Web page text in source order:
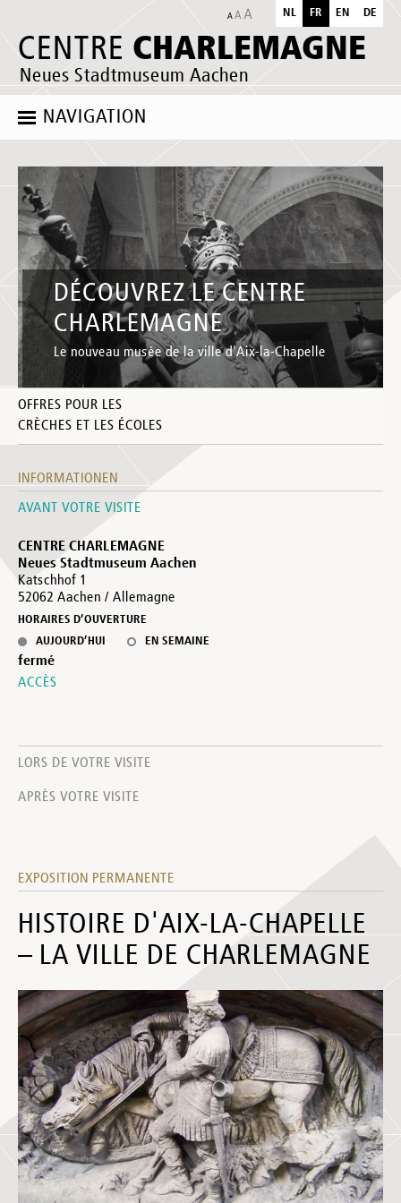
CENTRE CHARLEMAGNE
Neues Stadtmuseum Aachen
NL FR EN DE
NAVIGATION
DÉCOUVREZ LE CENTRE
CHARLEMAGNE
Le nouveau musée de la ville d'Aix-la-Chapelle
OFFRES POUR LES
CRÈCHES ET LES ÉCOLES
INFORMATIONEN
AVANT VOTRE VISITE
CENTRE CHARLEMAGNE
Neues Stadtmuseum Aachen
Katschhof 1
52062 Aachen / Allemagne
HORAIRES D’OUVERTURE
AUJOURD’HUI
EN SEMAINE
fermé
ACCÈS
LORS DE VOTRE VISITE
APRÈS VOTRE VISITE
EXPOSITION PERMANENTE
HISTOIRE D'AIX-LA-CHAPELLE
– LA VILLE DE CHARLEMAGNE